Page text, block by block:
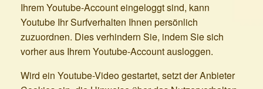
Ihrem Youtube-Account eingeloggt sind, kann
Youtube Ihr Surfverhalten Ihnen persönlich
zuzuordnen. Dies verhindern Sie, indem Sie sich
vorher aus Ihrem Youtube-Account ausloggen.
Wird ein Youtube-Video gestartet, setzt der Anbieter